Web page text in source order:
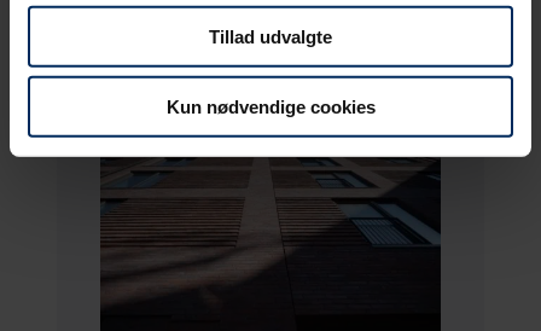
Tillad udvalgte
Kun nødvendige cookies